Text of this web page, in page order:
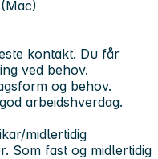
kontakt. Du får
ved behov.
og behov.
arbeidshverdag.
midlertidig
Som fast og midlertidig